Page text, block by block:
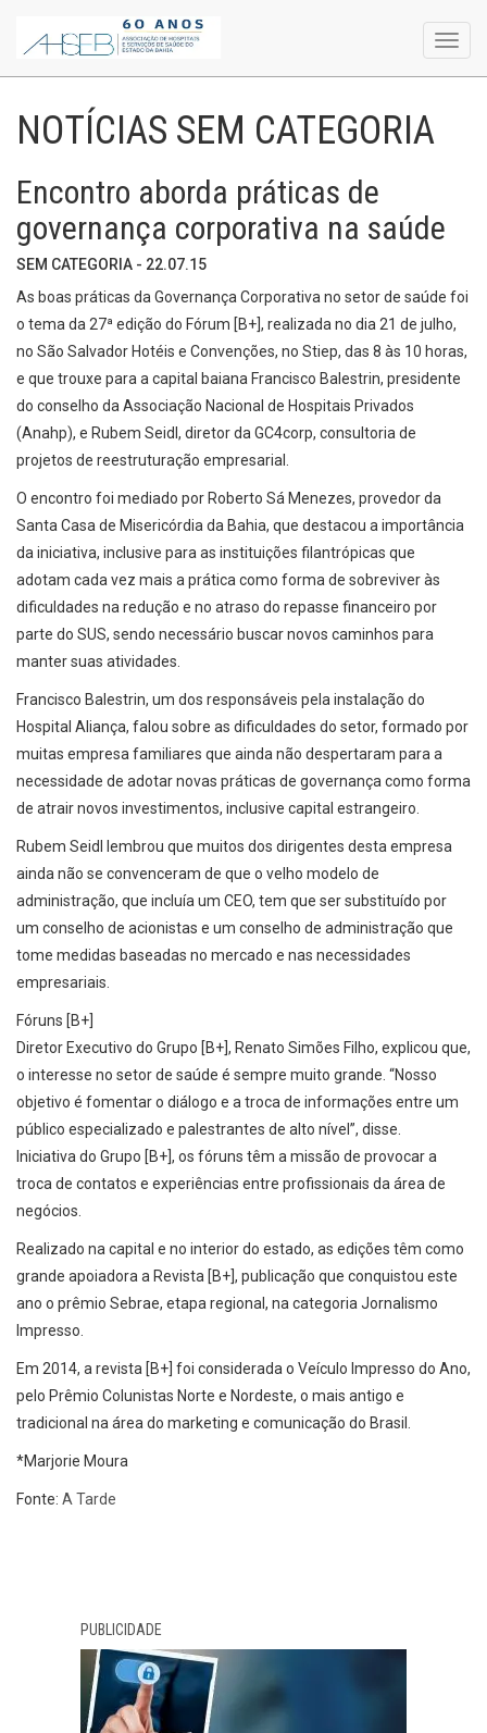
NOTÍCIAS SEM CATEGORIA
Encontro aborda práticas de
governança corporativa na saúde
SEM CATEGORIA - 22.07.15
As boas práticas da Governança Corporativa no setor de saúde foi
o tema da 27ª edição do Fórum [B+], realizada no dia 21 de julho,
no São Salvador Hotéis e Convenções, no Stiep, das 8 às 10 horas,
e que trouxe para a capital baiana Francisco Balestrin, presidente
do conselho da Associação Nacional de Hospitais Privados
(Anahp), e Rubem Seidl, diretor da GC4corp, consultoria de
projetos de reestruturação empresarial.
O encontro foi mediado por Roberto Sá Menezes, provedor da
Santa Casa de Misericórdia da Bahia, que destacou a importância
da iniciativa, inclusive para as instituições filantrópicas que
adotam cada vez mais a prática como forma de sobreviver às
dificuldades na redução e no atraso do repasse financeiro por
parte do SUS, sendo necessário buscar novos caminhos para
manter suas atividades.
Francisco Balestrin, um dos responsáveis pela instalação do
Hospital Aliança, falou sobre as dificuldades do setor, formado por
muitas empresa familiares que ainda não despertaram para a
necessidade de adotar novas práticas de governança como forma
de atrair novos investimentos, inclusive capital estrangeiro.
Rubem Seidl lembrou que muitos dos dirigentes desta empresa
ainda não se convenceram de que o velho modelo de
administração, que incluía um CEO, tem que ser substituído por
um conselho de acionistas e um conselho de administração que
tome medidas baseadas no mercado e nas necessidades
empresariais.
Fóruns [B+]
Diretor Executivo do Grupo [B+], Renato Simões Filho, explicou que,
o interesse no setor de saúde é sempre muito grande. “Nosso
objetivo é fomentar o diálogo e a troca de informações entre um
público especializado e palestrantes de alto nível”, disse.
Iniciativa do Grupo [B+], os fóruns têm a missão de provocar a
troca de contatos e experiências entre profissionais da área de
negócios.
Realizado na capital e no interior do estado, as edições têm como
grande apoiadora a Revista [B+], publicação que conquistou este
ano o prêmio Sebrae, etapa regional, na categoria Jornalismo
Impresso.
Em 2014, a revista [B+] foi considerada o Veículo Impresso do Ano,
pelo Prêmio Colunistas Norte e Nordeste, o mais antigo e
tradicional na área do marketing e comunicação do Brasil.
*Marjorie Moura
Fonte: A Tarde
PUBLICIDADE